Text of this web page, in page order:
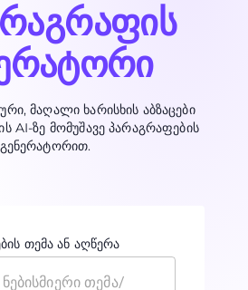
მაღალი ხარისხის აბზაცები
AI-ზე მომუშავე პარაგრაფების
გენერატორით.
თემა ან აღწერა